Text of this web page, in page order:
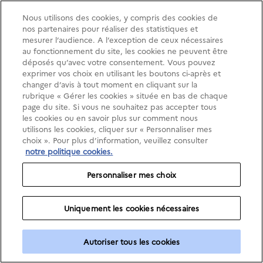
Nous utilisons des cookies, y compris des cookies de
nos partenaires pour réaliser des statistiques et
mesurer l’audience. A l’exception de ceux nécessaires
au fonctionnement du site, les cookies ne peuvent être
déposés qu’avec votre consentement. Vous pouvez
exprimer vos choix en utilisant les boutons ci-après et
changer d’avis à tout moment en cliquant sur la
rubrique « Gérer les cookies » située en bas de chaque
page du site. Si vous ne souhaitez pas accepter tous
les cookies ou en savoir plus sur comment nous
utilisons les cookies, cliquer sur « Personnaliser mes
choix ». Pour plus d’information, veuillez consulter
notre politique cookies.
Personnaliser mes choix
Uniquement les cookies nécessaires
Autoriser tous les cookies